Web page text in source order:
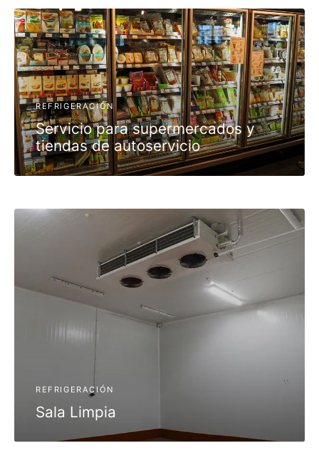
REFRIGERACIÓN
Servicio para supermercados y
tiendas de autoservicio
REFRIGERACIÓN
Sala Limpia